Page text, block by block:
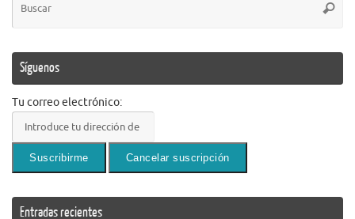
Síguenos
Tu correo electrónico:
Entradas recientes